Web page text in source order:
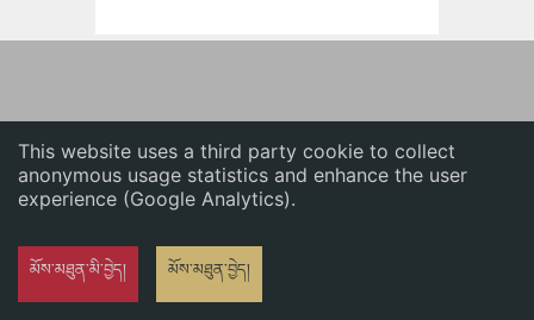
This website uses a third party cookie to collect
anonymous usage statistics and enhance the user
experience (Google Analytics).
མོས་མཐུན་མི་བྱེད། མོས་མཐུན་བྱེད།